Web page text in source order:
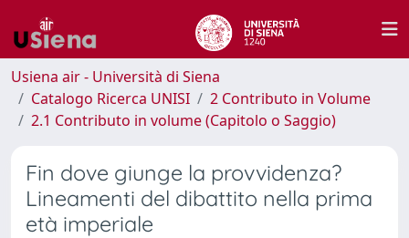
Usiena air - Università di Siena
Catalogo Ricerca UNISI
2 Contributo in Volume
2.1 Contributo in volume (Capitolo o Saggio)
Fin dove giunge la provvidenza?
Lineamenti del dibattito nella prima
età imperiale